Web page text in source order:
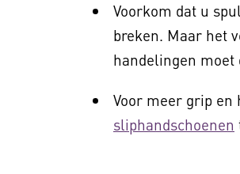
Voorkom dat u
breken. Maar het
handelingen moet
Voor meer grip en
sliphandschoenen